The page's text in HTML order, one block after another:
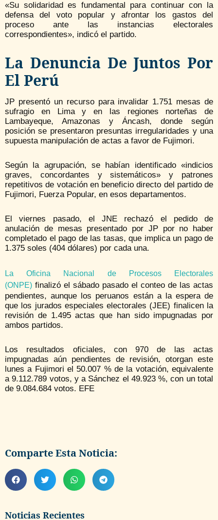
Noticias Recientes
«Su solidaridad es fundamental para continuar con la
defensa del voto popular y afrontar los gastos del
proceso ante las instancias electorales
correspondientes», indicó el partido.
La Denuncia De Juntos Por
El Perú
JP presentó un recurso para invalidar 1.751 mesas de
sufragio en Lima y en las regiones norteñas de
Lambayeque, Amazonas y Áncash, donde según
posición se presentaron presuntas irregularidades y una
supuesta manipulación de actas a favor de Fujimori.
Según la agrupación, se habían identificado «indicios
graves, concordantes y sistemáticos» y patrones
repetitivos de votación en beneficio directo del partido de
Fujimori, Fuerza Popular, en esos departamentos.
El viernes pasado, el JNE rechazó el pedido de
anulación de mesas presentado por JP por no haber
completado el pago de las tasas, que implica un pago de
1.375 soles (404 dólares) por cada una.
La Oficina Nacional de Procesos Electorales
(ONPE) finalizó el sábado pasado el conteo de las actas
pendientes, aunque los peruanos están a la espera de
que los jurados especiales electorales (JEE) finalicen la
revisión de 1.495 actas que han sido impugnadas por
ambos partidos.
Los resultados oficiales, con 970 de las actas
impugnadas aún pendientes de revisión, otorgan este
lunes a Fujimori el 50.007 % de la votación, equivalente
a 9.112.789 votos, y a Sánchez el 49.923 %, con un total
de 9.084.684 votos. EFE
Comparte Esta Noticia: